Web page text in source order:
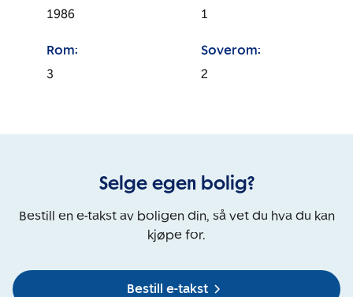
1986
1
Rom:
3
Soverom:
2
Selge egen bolig?
Bestill en e-takst av boligen din, så vet du hva du kan
kjøpe for.
Bestill e-takst